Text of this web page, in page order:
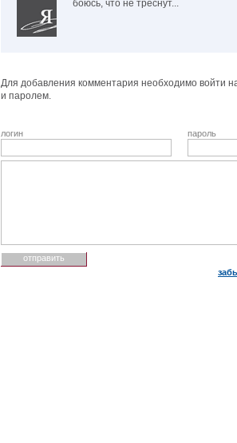
боюсь, что не треснут...
Для добавления комментария необходимо войти
и паролем.
логин пароль